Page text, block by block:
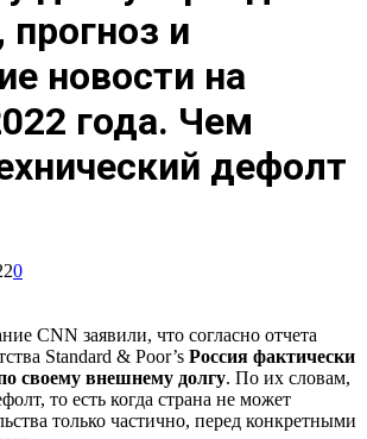
и
новости на
года. Чем
дефолт
0
CNN заявили, что согласно отчета
Standard & Poor’s Россия фактически
своему внешнему долгу. По их словам,
то есть когда страна не может
только частично, перед конкретными